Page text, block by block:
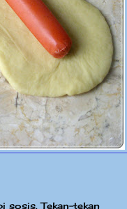
sosis. Tekan-tekan